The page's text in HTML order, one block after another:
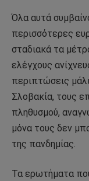
Όλα αυτά
περισσότερες
σταδιακά τα
ελέγχους
περιπτώσεις
Σλοβακία, τους
πληθυσμού,
μόνα τους δεν
της πανδημίας.
Τα ερωτήματα